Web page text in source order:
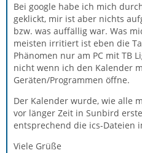
Bei google habe ich mich
geklickt, mir ist aber nichts
bzw. was auffällig war. Was
meisten irritiert ist eben die
Phänomen nur am PC mit TB
nicht wenn ich den Kalender
Geräten/Programmen öffne.
Der Kalender wurde, wie alle
vor länger Zeit in Sunbird
entsprechend die ics-Dateien
Viele Grüße